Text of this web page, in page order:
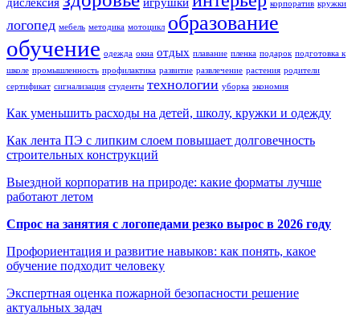
корпоратив кружки
логопед мебель методика мотоцикл образование
обучение одежда окна отдых плавание пленка подарок подготовка к
школе промышленность профилактика развитие развлечение растения родители
сертификат сигнализация студенты технологии уборка экономия
Как уменьшить расходы на детей, школу, кружки и одежду
Как лента ПЭ с липким слоем повышает долговечность
строительных конструкций
Выездной корпоратив на природе: какие форматы лучше
работают летом
Спрос на занятия с логопедами резко вырос в 2026 году
Профориентация и развитие навыков: как понять, какое
обучение подходит человеку
Экспертная оценка пожарной безопасности решение
актуальных задач